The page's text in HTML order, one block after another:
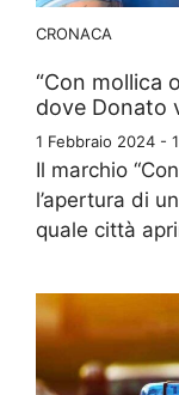
CRONACA
“Con mollica
dove Donato
1 Febbraio 2024 -
Il marchio
l’apertura di
quale città